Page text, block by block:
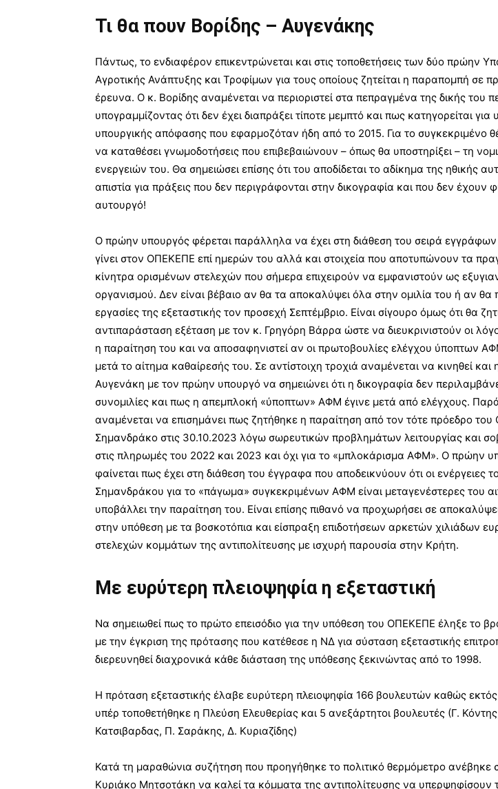
Τι θα πουν Βορίδης – Αυγενάκης
Πάντως, το ενδιαφέρον επικεντρώνεται και στις τοποθετήσεις των δύο πρώην
Αγροτικής Ανάπτυξης και Τροφίμων για τους οποίους ζητείται η παραπομπή σε
έρευνα. Ο κ. Βορίδης αναμένεται να περιοριστεί στα πεπραγμένα της δικής του
υπογραμμίζοντας ότι δεν έχει διαπράξει τίποτε μεμπτό και πως κατηγορείται
υπουργικής απόφασης που εφαρμοζόταν ήδη από το 2015. Για το συγκεκριμένο
να καταθέσει γνωμοδοτήσεις που επιβεβαιώνουν – όπως θα υποστηρίξει – τη
ενεργειών του. Θα σημειώσει επίσης ότι του αποδίδεται το αδίκημα της ηθικής
απιστία για πράξεις που δεν περιγράφονται στην δικογραφία και που δεν έχουν
αυτουργό!
Ο πρώην υπουργός φέρεται παράλληλα να έχει στη διάθεση του σειρά
γίνει στον ΟΠΕΚΕΠΕ επί ημερών του αλλά και στοιχεία που αποτυπώνουν τα
κίνητρα ορισμένων στελεχών που σήμερα επιχειρούν να εμφανιστούν ως
οργανισμού. Δεν είναι βέβαιο αν θα τα αποκαλύψει όλα στην ομιλία του ή αν θα
εργασίες της εξεταστικής τον προσεχή Σεπτέμβριο. Είναι σίγουρο όμως ότι θα
αντιπαράσταση εξέταση με τον κ. Γρηγόρη Βάρρα ώστε να διευκρινιστούν οι
η παραίτηση του και να αποσαφηνιστεί αν οι πρωτοβουλίες ελέγχου ύποπτων
μετά το αίτημα καθαίρεσής του. Σε αντίστοιχη τροχιά αναμένεται να κινηθεί και
Αυγενάκη με τον πρώην υπουργό να σημειώνει ότι η δικογραφία δεν
συνομιλίες και πως η απεμπλοκή «ύποπτων» ΑΦΜ έγινε μετά από ελέγχους.
αναμένεται να επισημάνει πως ζητήθηκε η παραίτηση από τον τότε πρόεδρο
Σημανδράκο στις 30.10.2023 λόγω σωρευτικών προβλημάτων λειτουργίας και
στις πληρωμές του 2022 και 2023 και όχι για το «μπλοκάρισμα ΑΦΜ». Ο πρώην
φαίνεται πως έχει στη διάθεση του έγγραφα που αποδεικνύουν ότι οι ενέργειες
Σημανδράκου για το «πάγωμα» συγκεκριμένων ΑΦΜ είναι μεταγενέστερες του
υποβάλλει την παραίτηση του. Είναι επίσης πιθανό να προχωρήσει σε
στην υπόθεση με τα βοσκοτόπια και είσπραξη επιδοτήσεων αρκετών χιλιάδων
στελεχών κομμάτων της αντιπολίτευσης με ισχυρή παρουσία στην Κρήτη.
Με ευρύτερη πλειοψηφία η εξεταστική
Να σημειωθεί πως το πρώτο επεισόδιο για την υπόθεση του ΟΠΕΚΕΠΕ έληξε το
με την έγκριση της πρότασης που κατέθεσε η ΝΔ για σύσταση εξεταστικής
διερευνηθεί διαχρονικά κάθε διάσταση της υπόθεσης ξεκινώντας από το 1998.
Η πρόταση εξεταστικής έλαβε ευρύτερη πλειοψηφία 166 βουλευτών καθώς
υπέρ τοποθετήθηκε η Πλεύση Ελευθερίας και 5 ανεξάρτητοι βουλευτές (Γ.
Κατσιβαρδας, Π. Σαράκης, Δ. Κυριαζίδης)
Κατά τη μαραθώνια συζήτηση που προηγήθηκε το πολιτικό θερμόμετρο ανέβηκε
Κυριάκο Μητσοτάκη να καλεί τα κόμματα της αντιπολίτευσης να υπερψηφίσουν